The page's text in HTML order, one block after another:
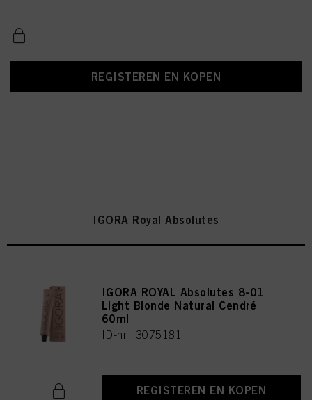
REGISTEREN EN KOPEN
IGORA Royal Absolutes
IGORA ROYAL Absolutes 8-01
Light Blonde Natural Cendré
60ml
ID-nr. 3075181
REGISTEREN EN KOPEN